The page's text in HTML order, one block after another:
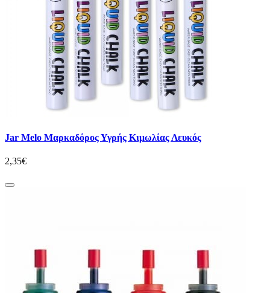
Jar Melo Μαρκαδόρος Υγρής Κιμωλίας Λευκός
2,35€